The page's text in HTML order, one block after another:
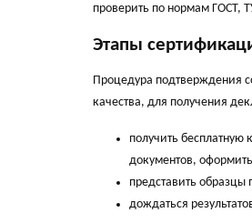
проверить по нормам ГОСТ,
Этапы
Процедура подтверждения
качества, для получения
получить бесплатную
документов,
представить
дождаться